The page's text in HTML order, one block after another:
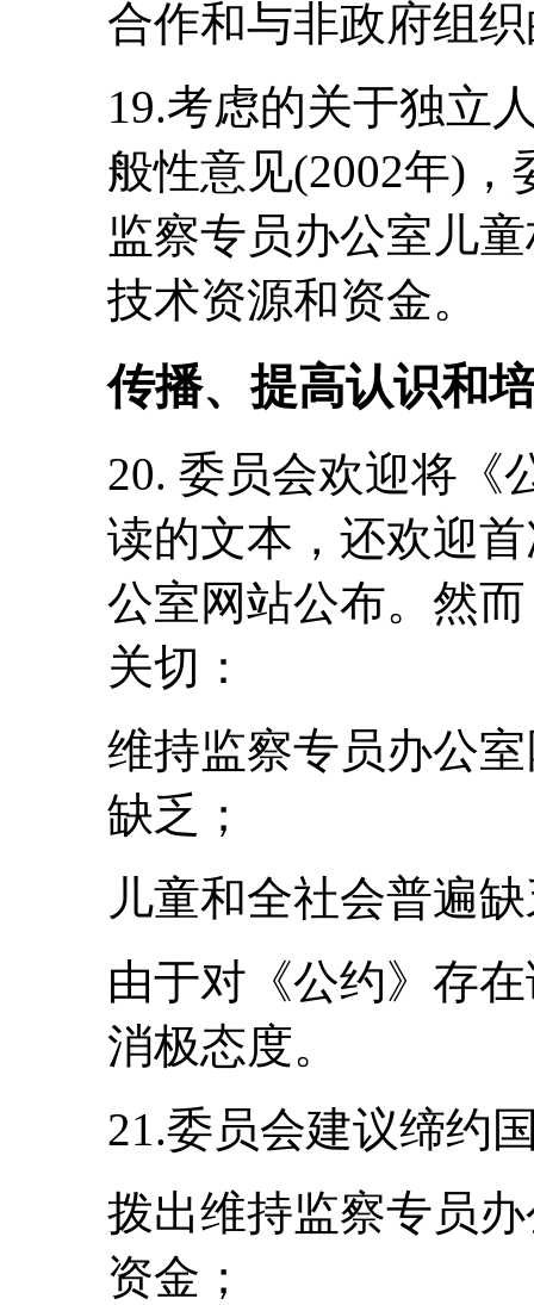
合作和与非政府组
19.考虑的关于独立
般性意见(2002年)
监察专员办公室儿
技术资源和资金。
传播、提高认识和
20. 委员会欢迎将《
读的文本，还欢迎
公室网站公布。然
关切：
维持监察专员办公
缺乏；
儿童和全社会普遍
由于对《公约》存
消极态度。
21.委员会建议缔约
拨出维持监察专员
资金；